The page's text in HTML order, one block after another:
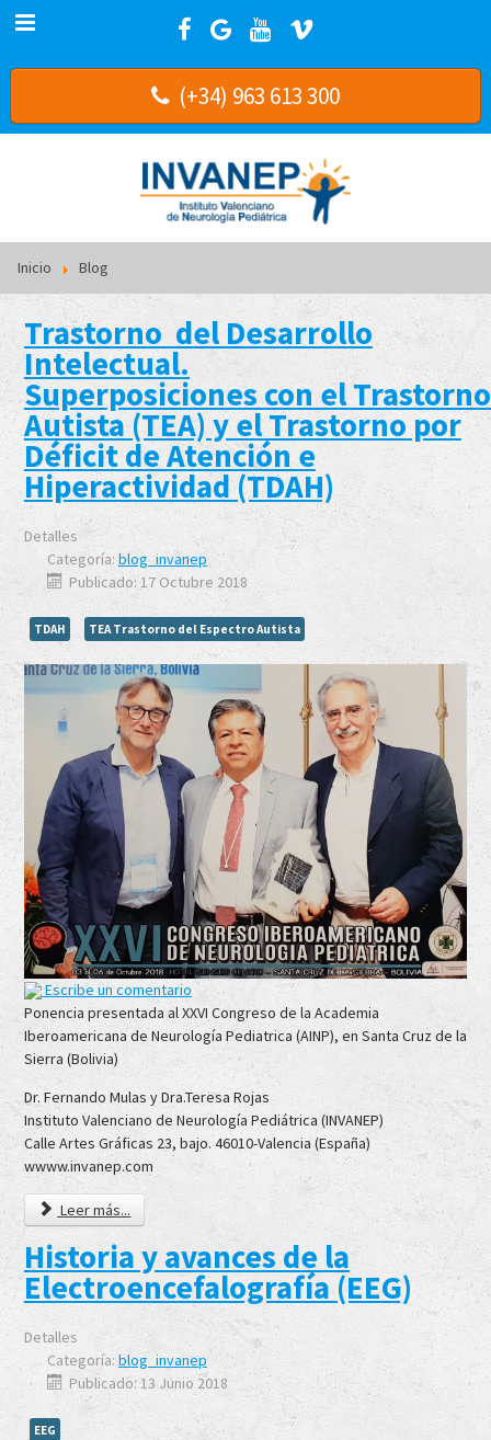
(+34) 963 613 300
Inicio Blog
Trastorno del Desarrollo
Intelectual.
Superposiciones con el
Autista (TEA) y el Trastorno por
Déficit de Atención e
Hiperactividad (TDAH)
Detalles
Categoría: blog_invanep
Publicado: 17 Octubre 2018
TDAH TEA Trastorno del Espectro Autista
Escribe un comentario
Ponencia presentada al XXVI Congreso de la Academia
Iberoamericana de Neurología Pediatrica (AINP), en Santa Cruz de la
Sierra (Bolivia)
Dr. Fernando Mulas y Dra.Teresa Rojas
Instituto Valenciano de Neurología Pediátrica (INVANEP)
Calle Artes Gráficas 23, bajo. 46010-Valencia (España)
wwww.invanep.com
Leer más...
Historia y avances de la
Electroencefalografía (EEG)
Detalles
Categoría: blog_invanep
Publicado: 13 Junio 2018
EEG